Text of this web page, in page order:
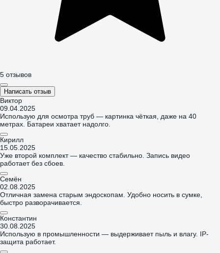
5 отзывов
Написать отзыв
Виктор
09.04.2025
Использую для осмотра труб — картинка чёткая, даже на 40
метрах. Батареи хватает надолго.
Кирилл
15.05.2025
Уже второй комплект — качество стабильно. Запись видео
работает без сбоев.
Семён
02.08.2025
Отличная замена старым эндоскопам. Удобно носить в сумке,
быстро разворачивается.
Константин
30.08.2025
Использую в промышленности — выдерживает пыль и влагу. IP-
защита работает.